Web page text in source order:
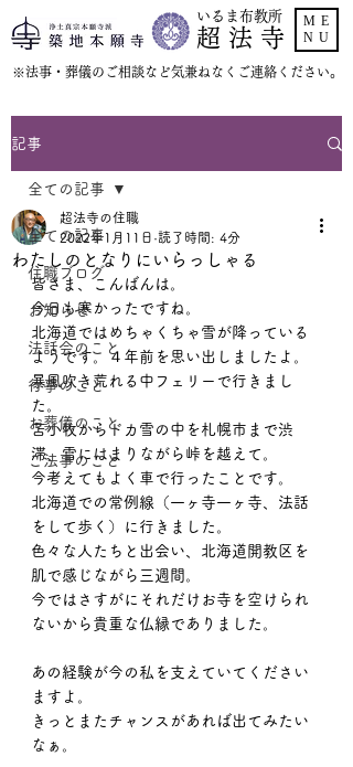
いるま布教所
超 法 寺
​※法事・葬儀のご相談など気兼ねなくご連絡ください。
ME
NU
記事
全ての記事
住職ブログ
お知らせ
法話会のこと
行事のこと
お葬儀のこと
ご法事のこと
全ての記事
わたしのとなりにいらっしゃる
超法寺の住職
2022年1月11日 読了時間: 4分
皆さま、こんばんは。
今日も寒かったですね。
北海道ではめちゃくちゃ雪が降っている
ようです。４年前を思い出しましたよ。
暴風吹き荒れる中フェリーで行きまし
た。
苫小牧からドカ雪の中を札幌市まで渋
滞、雪にはまりながら峠を越えて。
今考えてもよく車で行ったことです。
北海道での常例線（一ヶ寺一ヶ寺、法話
をして歩く）に行きました。
色々な人たちと出会い、北海道開教区を
肌で感じながら三週間。
今ではさすがにそれだけお寺を空けられ
ないから貴重な仏縁でありました。
あの経験が今の私を支えていてください
ますよ。
きっとまたチャンスがあれば出てみたい
なぁ。